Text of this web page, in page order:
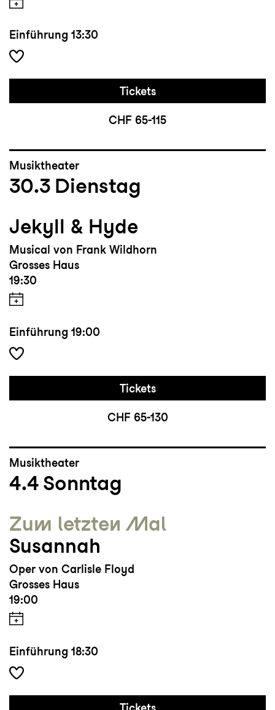
Einführung 13:30
Tickets
CHF 65-115
Musiktheater
30.3 Dienstag
Jekyll & Hyde
Musical von Frank Wildhorn
Grosses Haus
19:30
Einführung 19:00
Tickets
CHF 65-130
Musiktheater
4.4 Sonntag
Zum letzten Mal
Susannah
Oper von Carlisle Floyd
Grosses Haus
19:00
Einführung 18:30